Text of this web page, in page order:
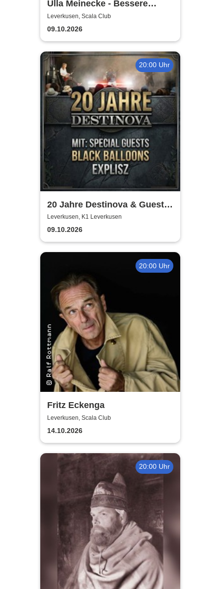
Ulla Meinecke - Bessere
Zeiten Tour
Leverkusen, Scala Club
09.10.2026
20:00 Uhr
20 Jahre Destinova & Guests
| Explisz & Black Balloons
Leverkusen, K1 Leverkusen
09.10.2026
20:00 Uhr
Fritz Eckenga
Leverkusen, Scala Club
14.10.2026
20:00 Uhr